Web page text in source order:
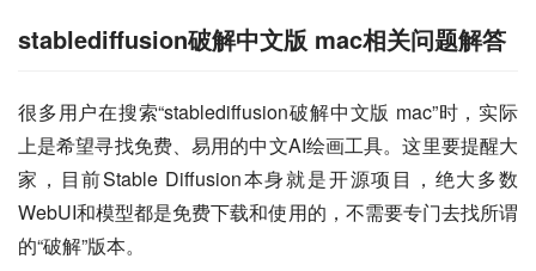
stablediffusion破解中文版 mac相关问题解答
很多用户在搜索“stablediffusion破解中文版 mac”时，实际
上是希望寻找免费、易用的中文AI绘画工具。这里要提醒大
家，目前Stable Diffusion本身就是开源项目，绝大多数
WebUI和模型都是免费下载和使用的，不需要专门去找所谓
的“破解”版本。